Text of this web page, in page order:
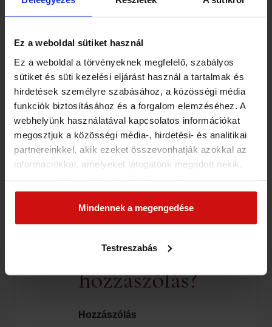
Ez a weboldal sütiket használ
Ez a weboldal a törvényeknek megfelelő, szabályos
sütiket és süti kezelési eljárást használ a tartalmak és
hirdetések személyre szabásához, a közösségi média
funkciók biztosításához és a forgalom elemzéséhez. A
webhelyünk használatával kapcsolatos információkat
megosztjuk a közösségi média-, hirdetési- és analitikai
partnereinkkel, akik ezeket összevonhatják azokkal az
információkkal, amelyeket látogatónk megadott nekik,
szolgáltatásokból gyűjtöttek. Elfogadásával segíti a
munkánkat és nagyobb felhasználói élményt
biztosíthatunk mi is látogatóinknak.
Mindennek a megengedése
Testreszabás
hogy nem a csökkentésre, az elvételre, a…
Nincs hozzászólás
Legutóbbi hozzászólások
Még nincs hozzászólás. Legyél te az első!
Vélemény,
hozzászólás?
Hozzászólás